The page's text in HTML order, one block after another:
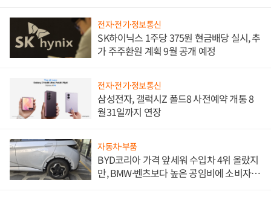
전자·전기·정보통신
SK하이닉스 1주당 375원 현금배당 실시, 추
가 주주환원 계획 9월 공개 예정
전자·전기·정보통신
삼성전자, 갤럭시Z 폴드8 사전예약 개통 8
월31일까지 연장
자동차·부품
BYD코리아 가격 앞세워 수입차 4위 올랐지
만, BMW·벤츠보다 높은 공임비에 소비자